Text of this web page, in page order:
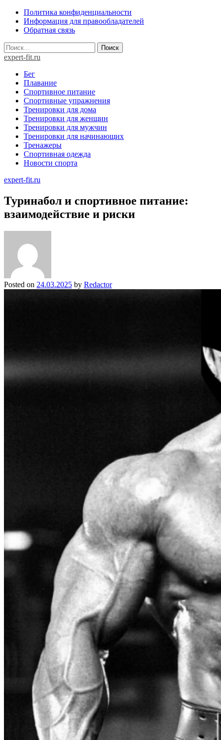
Skip
content
Политика конфиденциальности
Информация для правообладателей
Обратная связь
Найти:
expert-fit.ru
Бег
Плавание
Спортивное питание
Спортивные упражнения
Тренировки для дома
Тренировки для женщин
Тренировки для мужчин
Тренировки для начинающих
Тренажеры
Спортивная одежда
Новости спорта
expert-fit.ru
Туринабол и спортивное питание:
взаимодействие и риски
Posted on 24.03.2025 by Redactor